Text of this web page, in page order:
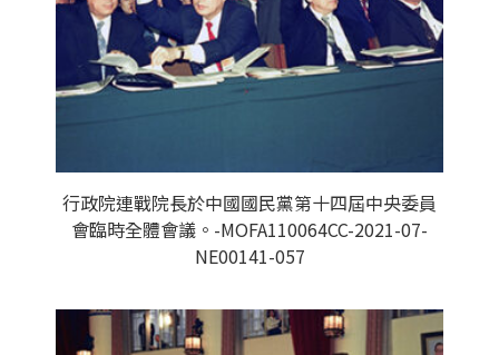
行政院連戰院長於中國國民黨第十四屆中央委員
會臨時全體會議。-MOFA110064CC-2021-07-
NE00141-057